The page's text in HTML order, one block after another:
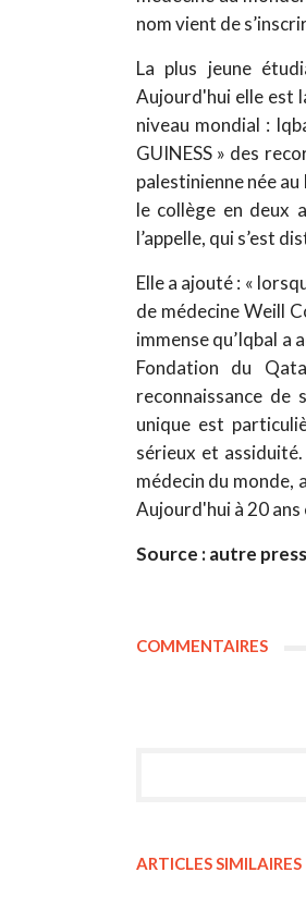
nom vient de
La plus jeune
Aujourd'hui elle est
niveau mondial :
GUINESS » des
palestinienne née au
le collège en deux
l’appelle, qui s’est
Elle a ajouté : «
de médecine Weill
immense qu’Iqbal
Fondation du
reconnaissance de
unique est
sérieux et
médecin du monde,
Aujourd'hui à 20
Source : autre
COMMENTAIRES
ARTICLES SIMILAIRES